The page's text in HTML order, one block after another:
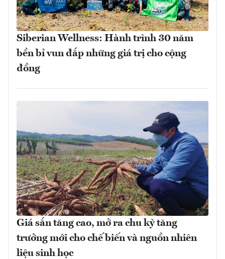
Siberian Wellness: Hành trình 30 năm
bền bỉ vun đắp những giá trị cho cộng
đồng
Giá sắn tăng cao, mở ra chu kỳ tăng
trưởng mới cho chế biến và nguồn nhiên
liệu sinh học